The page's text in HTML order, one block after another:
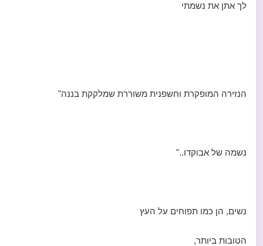
לך אתן את נשמתי
הנזירה המופקרת וחשפנית משוררת שמלקקת בננה"
נשמה של אבוקדו.."
נשים, הן כמו תפוחים על העץ
הטובות ביותר,